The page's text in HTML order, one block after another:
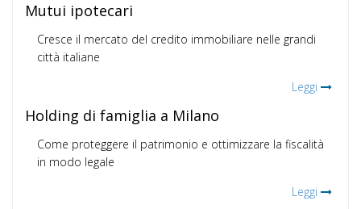
Mutui ipotecari
Cresce il mercato del credito immobiliare nelle grandi
città italiane
Leggi
Holding di famiglia a Milano
Come proteggere il patrimonio e ottimizzare la fiscalità
in modo legale
Leggi